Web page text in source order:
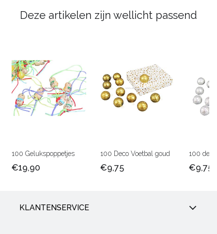
Deze artikelen zijn wellicht passend
100 Gelukspoppetjes
€19,90
100 Deco Voetbal goud
€9,75
100
€9,75
KLANTENSERVICE